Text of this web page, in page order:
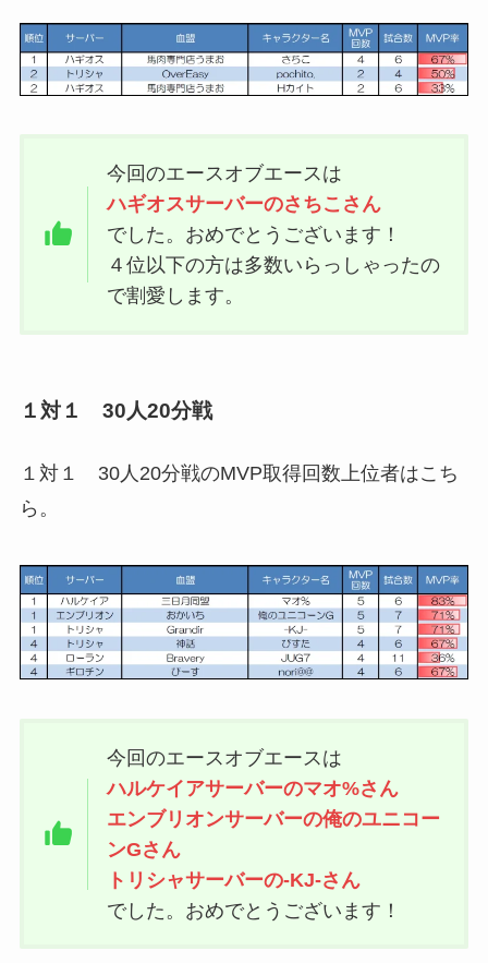
今回のエースオブエースは
ハギオスサーバーのさちこさん
でした。おめでとうございます！
４位以下の方は多数いらっしゃったの
で割愛します。
１対１ 30人20分戦
１対１ 30人20分戦のMVP取得回数上位者はこち
ら。
今回のエースオブエースは
ハルケイアサーバーのマオ%さん
エンブリオンサーバーの俺のユニコー
ンGさん
トリシャサーバーの-KJ-さん
でした。おめでとうございます！